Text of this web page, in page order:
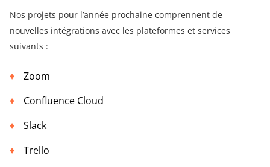
Nos projets pour l’année prochaine comprennent de
nouvelles intégrations avec les plateformes et services
suivants :
Zoom
Confluence Cloud
Slack
Trello